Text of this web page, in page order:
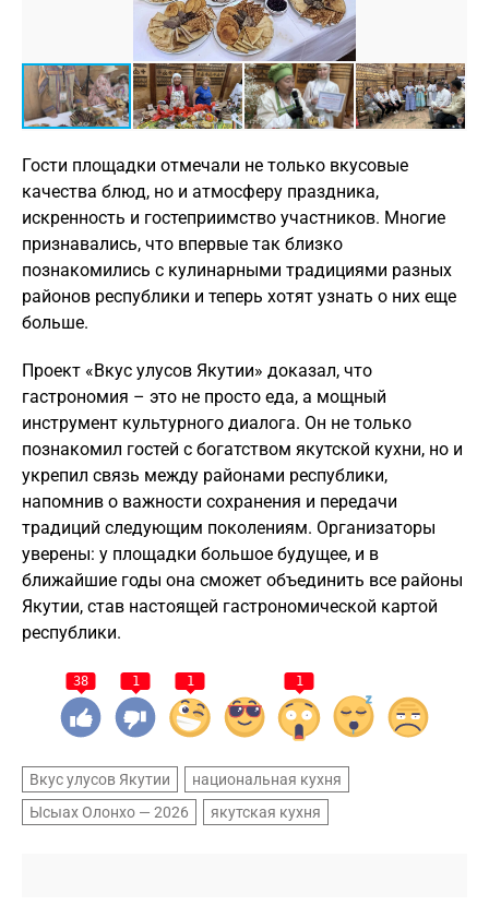
Гости площадки отмечали не только вкусовые
качества блюд, но и атмосферу праздника,
искренность и гостеприимство участников. Многие
признавались, что впервые так близко
познакомились с кулинарными традициями разных
районов республики и теперь хотят узнать о них еще
больше.
Проект «Вкус улусов Якутии» доказал, что
гастрономия – это не просто еда, а мощный
инструмент культурного диалога. Он не только
познакомил гостей с богатством якутской кухни, но и
укрепил связь между районами республики,
напомнив о важности сохранения и передачи
традиций следующим поколениям. Организаторы
уверены: у площадки большое будущее, и в
ближайшие годы она сможет объединить все районы
Якутии, став настоящей гастрономической картой
республики.
38 1 1 1
Вкус улусов Якутии
национальная кухня
Ысыах Олонхо — 2026
якутская кухня